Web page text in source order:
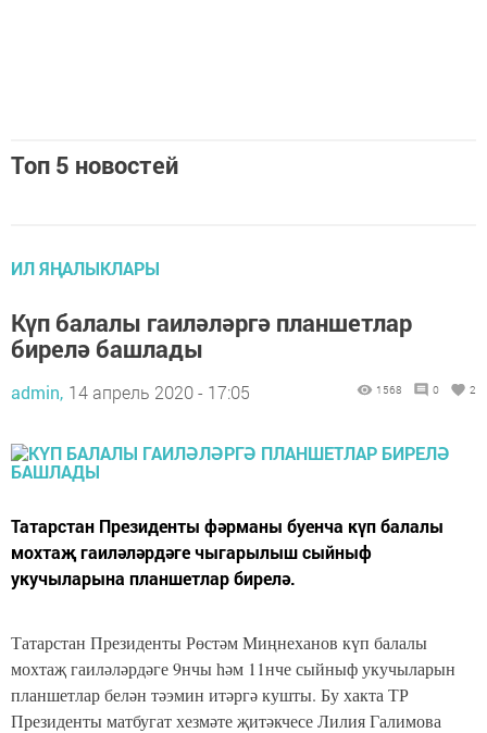
Топ 5 новостей
ИЛ ЯҢАЛЫКЛАРЫ
Күп балалы гаиләләргә планшетлар
бирелә башлады
admin, 14 апрель 2020 - 17:05 1568 0 2
Татарстан Президенты фәрманы буенча күп балалы
мохтаҗ гаиләләрдәге чыгарылыш сыйныф
укучыларына планшетлар бирелә.
Татарстан Президенты Рөстәм Миңнеханов күп балалы
мохтаҗ гаиләләрдәге 9нчы һәм 11нче сыйныф укучыларын
планшетлар белән тәэмин итәргә кушты. Бу хакта ТР
Президенты матбугат хезмәте җитәкчесе Лилия Галимова